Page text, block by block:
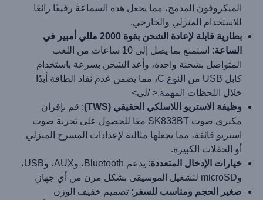
الميكروفون المدمج، مما يجعل هذه السماعة رفيقًا رائعًا
للاستخدام المنزلي والخارجي.
بطارية قابلة لإعادة الشحن بقوة 2000 مللي أمبير في
الساعة
: استمتع بما يصل إلى 10 ساعات من اللعب
المتواصل بشحنة واحدة، وأعد الشحن بسرعة باستخدام
كابل USB من النوع C، مما يضمن عدم نفاد الطاقة أبدًا
خلال اللحظات المهمة.< /لى>
وظيفة الاستريو اللاسلكي الحقيقي (TWS)
: قم بإقران
مكبري صوت SK833BT معًا للحصول على تجربة صوت
استريو فائقة، مما يجعلها مثالية لإعدادات المسرح المنزلي
أو الحفلات الكبيرة.
خيارات الإدخال المتعددة
: يدعم Bluetooth، وAUX، وUSB،
وmicroSD لتشغيل الموسيقى بشكل مرن من أي جهاز.
صغير الحجم ومناسب للسفر : تصميم خفيف الوزن